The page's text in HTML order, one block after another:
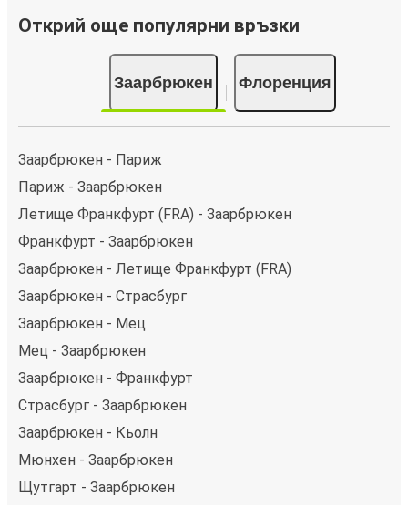
Открий още популярни връзки
Заарбрюкен Флоренция
Заарбрюкен - Париж
Париж - Заарбрюкен
Летище Франкфурт (FRA) - Заарбрюкен
Франкфурт - Заарбрюкен
Заарбрюкен - Летище Франкфурт (FRA)
Заарбрюкен - Страсбург
Заарбрюкен - Мец
Мец - Заарбрюкен
Заарбрюкен - Франкфурт
Страсбург - Заарбрюкен
Заарбрюкен - Кьолн
Мюнхен - Заарбрюкен
Щутгарт - Заарбрюкен